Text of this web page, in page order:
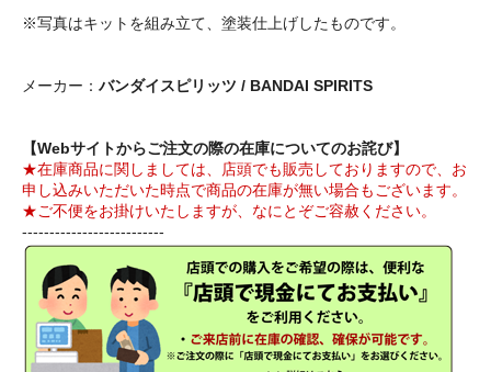
※写真はキットを組み立て、塗装仕上げしたものです。
メーカー： バンダイスピリッツ / BANDAI SPIRITS
【Webサイトからご注文の際の在庫についてのお詫び】
★在庫商品に関しましては、店頭でも販売しておりますので、お
申し込みいただいた時点で商品の在庫が無い場合もございます。
★ご不便をお掛けいたしますが、なにとぞご容赦ください。
--------------------------